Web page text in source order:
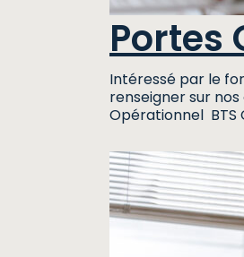
Portes
Intéressé par le
renseigner sur
Opérationnel BTS